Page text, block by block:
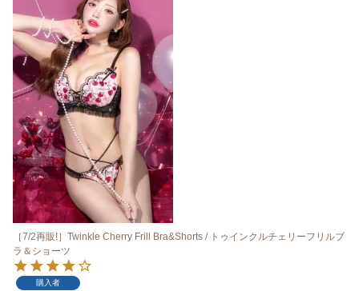
［7/2再販!］Twinkle Cherry Frill Bra&Shorts / トゥインクルチェリーフリルブ
ラ＆ショーツ
購入者